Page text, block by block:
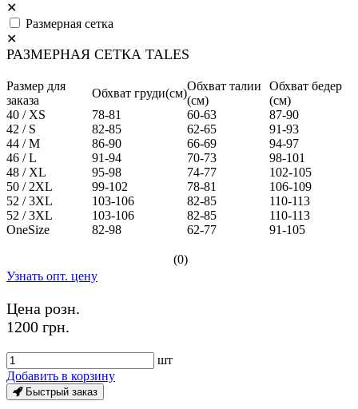
✕
Размерная сетка
✕
РАЗМЕРНАЯ СЕТКА TALES
Размер для
заказа
Обхват груди(см)
Обхват талии
(см)
Обхват бедер
(см)
40 / XS
78-81 60-63
87-90
42 / S
82-85 62-65
91-93
44 / M
86-90 66-69
94-97
46 / L
91-94 70-73
98-101
48 / XL
95-98 74-77
102-105
50 / 2XL
99-102 78-81
106-109
52 / 3XL
103-106 82-85
110-113
52 / 3XL
103-106 82-85
110-113
OneSize
82-98 62-77 91-105
(0)
Узнать опт. цену
Цена розн.
1200 грн.
шт
Добавить в корзину
Быстрый заказ